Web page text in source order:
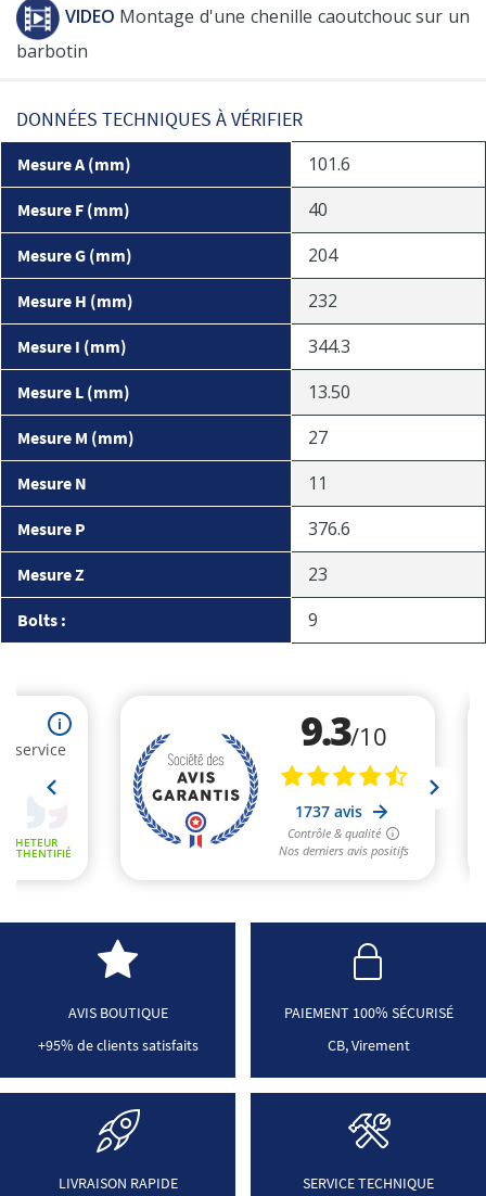
VIDEO Montage d'une chenille caoutchouc sur un
barbotin
DONNÉES TECHNIQUES À VÉRIFIER
Mesure A (mm) 101.6
Mesure F (mm) 40
Mesure G (mm) 204
Mesure H (mm) 232
Mesure I (mm) 344.3
Mesure L (mm) 13.50
Mesure M (mm) 27
Mesure N 11
Mesure P 376.6
Mesure Z 23
Bolts : 9
AVIS BOUTIQUE
+95% de clients satisfaits
PAIEMENT 100% SÉCURISÉ
CB, Virement
LIVRAISON RAPIDE SERVICE TECHNIQUE